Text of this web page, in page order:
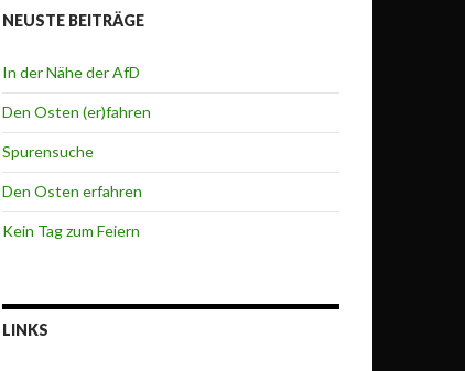
NEUSTE BEITRÄGE
In der Nähe der AfD
Den Osten (er)fahren
Spurensuche
Den Osten erfahren
Kein Tag zum Feiern
LINKS